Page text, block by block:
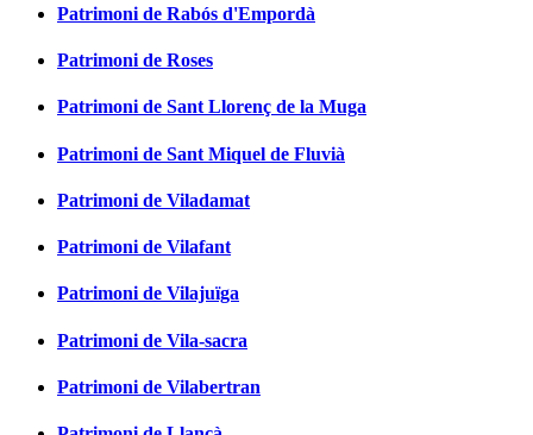
Patrimoni de Rabós d'Empordà
Patrimoni de Roses
Patrimoni de Sant Llorenç de la Muga
Patrimoni de Sant Miquel de Fluvià
Patrimoni de Viladamat
Patrimoni de Vilafant
Patrimoni de Vilajuïga
Patrimoni de Vila-sacra
Patrimoni de Vilabertran